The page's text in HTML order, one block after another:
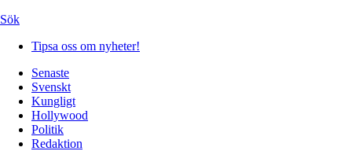
Sök
Tipsa oss om nyheter!
Senaste
Svenskt
Kungligt
Hollywood
Politik
Redaktion